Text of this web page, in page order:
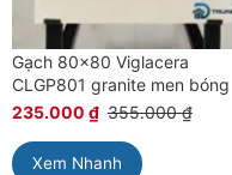
Gạch 80×80 Viglacera
CLGP801 granite men bóng
235.000 ₫ 355.000₫
Xem Nhanh